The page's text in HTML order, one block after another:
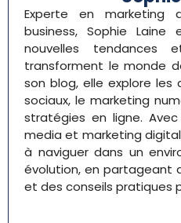
Experte en
business, Sophie
nouvelles tendances
transforment le monde
son blog, elle explore les
sociaux, le marketing
stratégies en ligne.
media et marketing
à naviguer dans un
évolution, en partageant
et des conseils pratiques